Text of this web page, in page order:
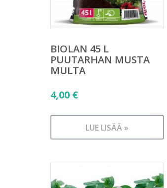
BIOLAN 45 L
PUUTARHAN MUSTA
MULTA
4,00 €
LUE LISÄÄ »